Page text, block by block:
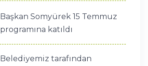
Başkan Somyürek 15 Temmuz
programına katıldı
Belediyemiz tarafından